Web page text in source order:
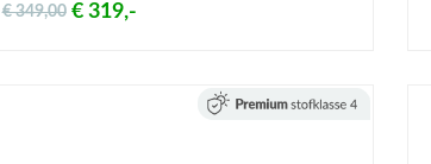
€ 319,-
€ 349,00